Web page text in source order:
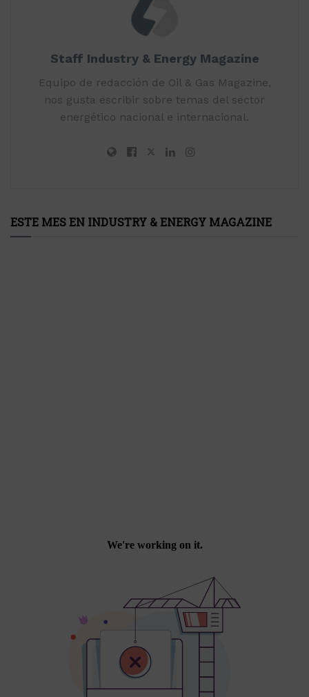
Staff Industry & Energy Magazine
Equipo de redacción de Oil & Gas Magazine,
nos gusta escribir sobre temas del sector
energético nacional e internacional.
ESTE MES EN INDUSTRY & ENERGY MAGAZINE